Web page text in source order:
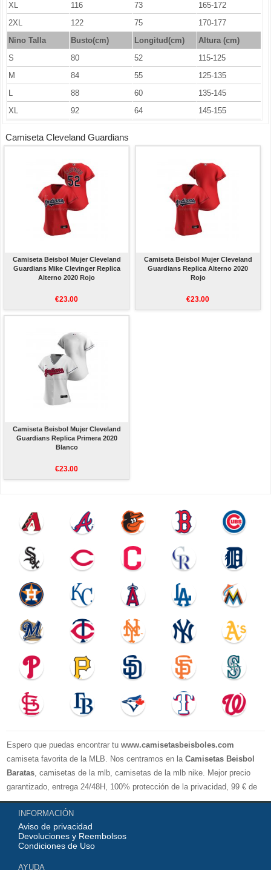
XL
116 73
165-172
2XL
122 75
170-177
Nino Talla
Busto(cm) Longitud(cm)
Altura (cm)
S
80 52
115-125
M
84 55
125-135
L
88 60
135-145
XL
92 64 145-155
Camiseta Cleveland Guardians
Camiseta Beisbol Mujer Cleveland
Guardians Mike Clevinger Replica
Alterno 2020 Rojo
€23.00
Camiseta Beisbol Mujer Cleveland
Guardians Replica Alterno 2020
Rojo
€23.00
Camiseta Beisbol Mujer Cleveland
Guardians Replica Primera 2020
Blanco
€23.00
Espero que puedas encontrar tu www.camisetasbeisboles.com
camiseta favorita de la MLB. Nos centramos en la Camisetas Beisbol
Baratas, camisetas de la mlb, camisetas de la mlb nike. Mejor precio
garantizado, entrega 24/48H, 100% protección de la privacidad, 99 € de
compra El envío es gratuito, asistencia para devoluciones y reembolsos,
no lo dude, no compre. Servicio cómodo y cortés, bienvenido a su
pedido.
INFORMACIÓN
Aviso de privacidad
Devoluciones y Reembolsos
Condiciones de Uso
AYUDA